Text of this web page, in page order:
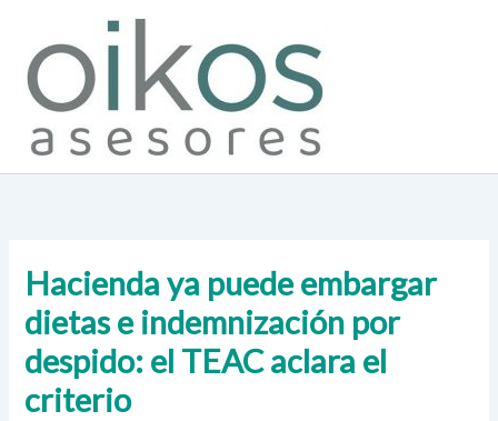
contenido
Hacienda ya puede embargar
dietas e indemnización por
despido: el TEAC aclara el
criterio